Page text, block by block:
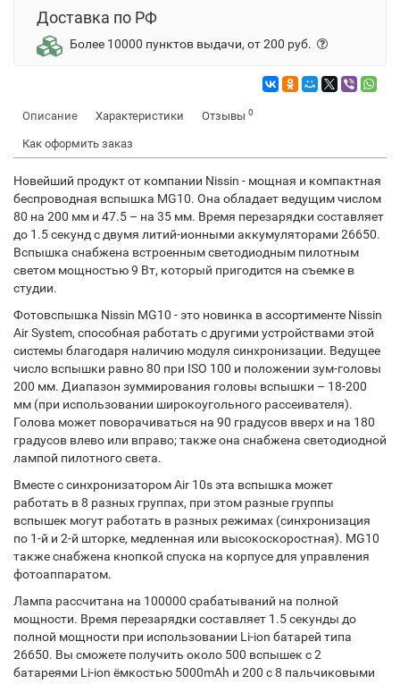
Доставка по РФ
Более 10000 пунктов выдачи, от 200 руб.
Описание Характеристики Отзывы 0
Как оформить заказ
Новейший продукт от компании Nissin - мощная и компактная
беспроводная вспышка MG10. Она обладает ведущим числом
80 на 200 мм и 47.5 – на 35 мм. Время перезарядки составляет
до 1.5 секунд с двумя литий-ионными аккумуляторами 26650.
Вспышка снабжена встроенным светодиодным пилотным
светом мощностью 9 Вт, который пригодится на съемке в
студии.
Фотовспышка Nissin MG10 - это новинка в ассортименте Nissin
Air System, способная работать с другими устройствами этой
системы благодаря наличию модуля синхронизации. Ведущее
число вспышки равно 80 при ISO 100 и положении зум-головы
200 мм. Диапазон зуммирования головы вспышки – 18-200
мм (при использовании широкоугольного рассеивателя).
Голова может поворачиваться на 90 градусов вверх и на 180
градусов влево или вправо; также она снабжена светодиодной
лампой пилотного света.
Вместе с синхронизатором Air 10s эта вспышка может
работать в 8 разных группах, при этом разные группы
вспышек могут работать в разных режимах (синхронизация
по 1-й и 2-й шторке, медленная или высокоскоростная). MG10
также снабжена кнопкой спуска на корпусе для управления
фотоаппаратом.
Лампа рассчитана на 100000 срабатываний на полной
мощности. Время перезарядки составляет 1.5 секунды до
полной мощности при использовании Li-ion батарей типа
26650. Вы сможете получить около 500 вспышек с 2
батареями Li-ion ёмкостью 5000mAh и 200 с 8 пальчиковыми